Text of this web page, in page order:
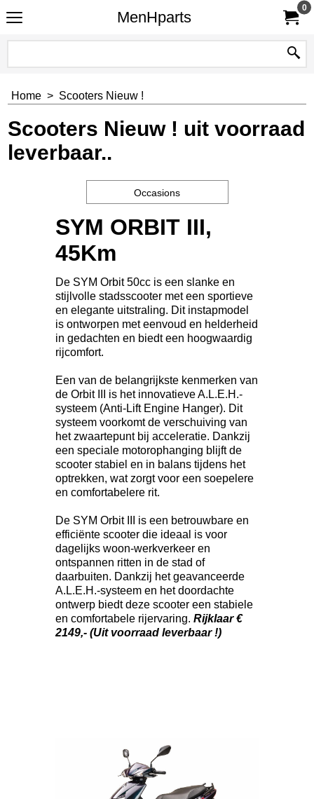
MenHparts
0
Home > Scooters Nieuw !
Scooters Nieuw ! uit voorraad
leverbaar..
Occasions
SYM ORBIT III,
45Km
De SYM Orbit 50cc is een slanke en
stijlvolle stadsscooter met een sportieve
en elegante uitstraling. Dit instapmodel
is ontworpen met eenvoud en helderheid
in gedachten en biedt een hoogwaardig
rijcomfort.
Een van de belangrijkste kenmerken van
de Orbit III is het innovatieve A.L.E.H.-
systeem (Anti-Lift Engine Hanger). Dit
systeem voorkomt de verschuiving van
het zwaartepunt bij acceleratie. Dankzij
een speciale motorophanging blijft de
scooter stabiel en in balans tijdens het
optrekken, wat zorgt voor een soepelere
en comfortabelere rit.
De SYM Orbit III is een betrouwbare en
efficiënte scooter die ideaal is voor
dagelijks woon-werkverkeer en
ontspannen ritten in de stad of
daarbuiten. Dankzij het geavanceerde
A.L.E.H.-systeem en het doordachte
ontwerp biedt deze scooter een stabiele
en comfortabele rijervaring. Rijklaar €
2149,- (Uit voorraad leverbaar !)